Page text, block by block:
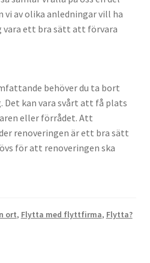
vi av olika anledningar vill ha
vara ett bra sätt att förvara
behöver du ta bort
Det kan vara svårt att få plats
eller förrådet. Att
renoveringen är ett bra sätt
för att renoveringen ska
ort, Flytta med flyttfirma, Flytta?